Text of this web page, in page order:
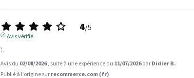
4/5
Avis vérifié
'..
Avis du 02/08/2026 , suite à une expérience du 11/07/2026par Didier B.
Publié à l'origine sur recommerce.com (fr)